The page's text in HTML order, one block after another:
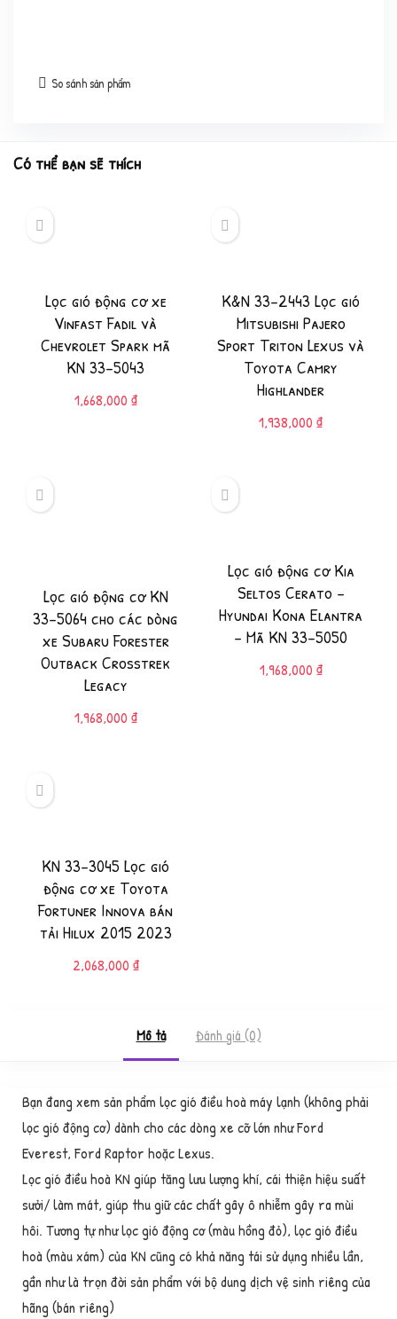
So sánh sản phẩm
Có thể bạn sẽ thích
Lọc gió động cơ xe
Vinfast Fadil và
Chevrolet Spark mã
KN 33-5043
1,668,000 ₫
K&N 33-2443 Lọc gió
Mitsubishi Pajero
Sport Triton Lexus và
Toyota Camry
Highlander
1,938,000₫
Lọc gió động cơ KN
33-5064 cho các dòng
xe Subaru Forester
Outback Crosstrek
Legacy
1,968,000 ₫
Lọc gió động cơ Kia
Seltos Cerato –
Hyundai Kona Elantra
– Mã KN 33-5050
1,968,000 ₫
KN 33-3045 Lọc gió
động cơ xe Toyota
Fortuner Innova bán
tải Hilux 2015 2023
2,068,000 ₫
Mô tả Đánh giá (0)
Bạn đang xem sản phẩm lọc gió điều hoà máy lạnh (không phải
lọc gió động cơ) dành cho các dòng xe cỡ lớn như Ford
Everest, Ford Raptor hoặc Lexus.
Lọc gió điều hoà KN giúp tăng lưu lượng khí, cái thiện hiệu suất
sưởi/ làm mát, giúp thu giữ các chất gây ô nhiễm gây ra mùi
hôi. Tương tự như lọc gió động cơ (màu hồng đỏ), lọc gió điều
hoà (màu xám) của KN cũng có khả năng tái sử dụng nhiều lần,
gần như là trọn đời sản phẩm với bộ dung dịch vệ sinh riêng của
hãng (bán riêng)